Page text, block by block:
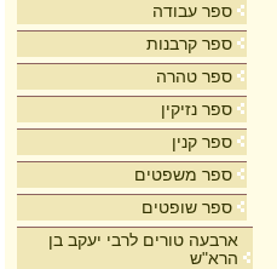
ספר עבודה
ספר קרבנות
ספר טהרה
ספר נזיקין
ספר קנין
ספר משפטים
ספר שופטים
ארבעה טורים לרבי יעקב בן
הרא"ש